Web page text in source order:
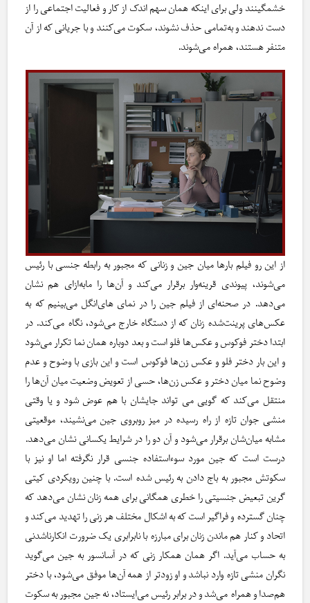
خشمگینند ولی برای اینکه همان سهم اندک از کار و فعالیت اجتماعی را از
دست ندهند و به‌تمامی حذف نشوند، سکوت می‌کنند و با جریانی که از آن
متنفر هستند، همراه می‌شوند.
از این رو فیلم بارها میان جین و زنانی که مجبور به رابطه جنسی با رئیس
می‌شوند، پیوندی قرینه‌وار برقرار می‌کند و آن‌ها را ما‌به‌ازای هم نشان
می‌دهد. در صحنه‌ای از فیلم جین را در نمای های‌انگل می‌بینیم که به
عکس‌های پرینت‌شده زنان که از دستگاه خارج می‌شود، نگاه می‌کند. در
ابتدا دختر فوکوس و عکس‌ها فلو است و بعد دوباره همان نما تکرار می‌شود
و این بار دختر فلو و عکس زن‌ها فوکوس است و این بازی با وضوح و عدم
وضوح نما میان دختر و عکس زن‌ها، حسی از تعویض وضعیت میان آن‌ها را
منتقل می‌کند که گویی می تواند جایشان با هم عوض شود و یا وقتی
منشی جوان تازه از راه رسیده در میز روبروی جین می‌نشیند، موقعیتی
مشابه میان‌شان برقرار می‌شود و آن دو را در شرایط یکسانی نشان می‌دهد.
درست است که جین مورد سوءاستفاده جنسی قرار نگرفته اما او نیز با
سکوتش مجبور به باج دادن به رئیس شده است. با چنین رویکردی کیتی
گرین تبعیض جنسیتی را خطری همگانی برای همه زنان نشان می‌دهد که
چنان گسترده و فراگیر است که به اشکال مختلف هر زنی را تهدید می‌کند و
اتحاد و کنار هم ماندن زنان برای مبارزه با نابرابری یک ضرورت انکارناشدنی
به حساب می‌آید. اگر همان همکار زنی که در آسانسور به جین می‌گوید
نگران منشی تازه وارد نباشد و او زودتر از همه آن‌ها موفق می‌شود، با دختر
هم‌صدا و همراه می‌شد و در برابر رئیس می‌ایستاد، نه جین مجبور به سکوت